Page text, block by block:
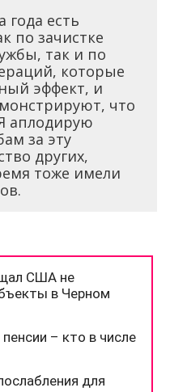
года есть
по зачистке
так и по
которые
эффект, и
что
аплодирую
за эту
других,
тоже имели